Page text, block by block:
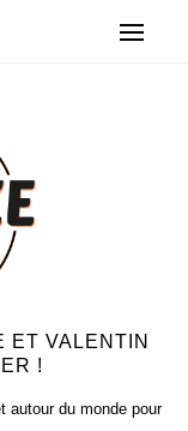
ET VALENTIN
!
autour du monde pour